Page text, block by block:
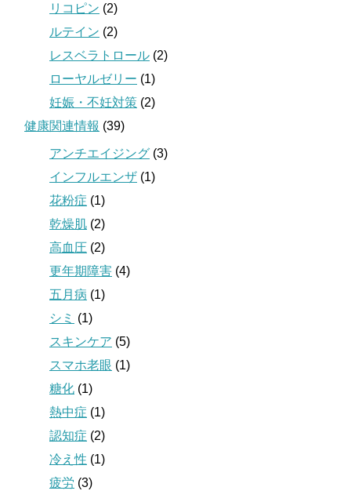
リコピン (2)
ルテイン (2)
レスベラトロール (2)
ローヤルゼリー (1)
妊娠・不妊対策 (2)
健康関連情報 (39)
アンチエイジング (3)
インフルエンザ (1)
花粉症 (1)
乾燥肌 (2)
高血圧 (2)
更年期障害 (4)
五月病 (1)
シミ (1)
スキンケア (5)
スマホ老眼 (1)
糖化 (1)
熱中症 (1)
認知症 (2)
冷え性 (1)
疲労 (3)